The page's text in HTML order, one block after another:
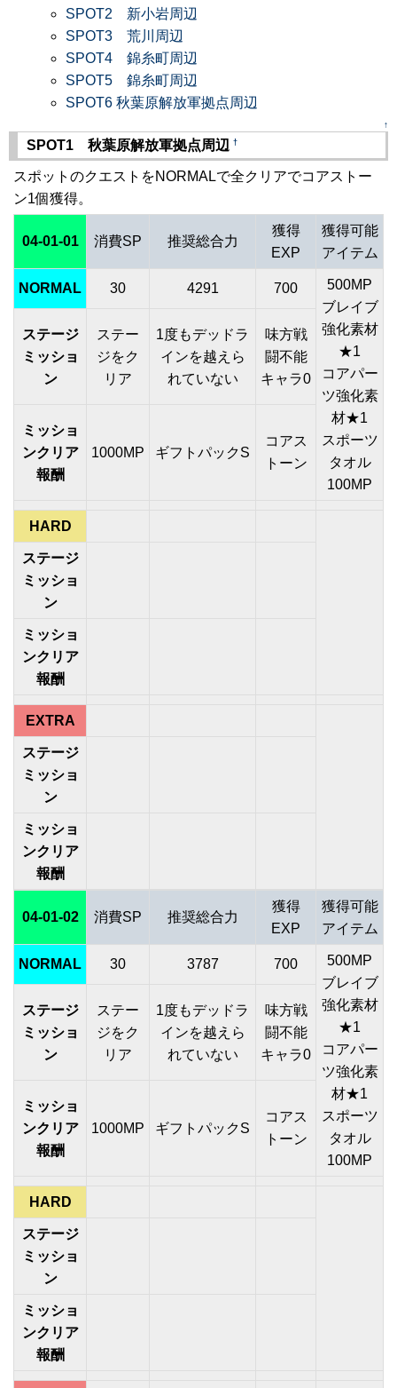
SPOT2 新小岩周辺
SPOT3 荒川周辺
SPOT4 錦糸町周辺
SPOT5 錦糸町周辺
SPOT6 秋葉原解放軍拠点周辺
↑
SPOT1 秋葉原解放軍拠点周辺 †
スポットのクエストをNORMALで全クリアでコアストー
ン1個獲得。
04-01-01 消費SP 推奨総合力
獲得
EXP
獲得可能
アイテム
NORMAL 30 4291 700
500MP
ブレイブ
強化素材
★1
コアパー
ツ強化素
材★1
スポーツ
タオル
100MP
ステージ
ミッショ
ン
ステー
ジをク
リア
1度もデッドラ
インを越えら
れていない
味方戦
闘不能
キャラ0
ミッショ
ンクリア
報酬
1000MP ギフトパックS
コアス
トーン
HARD
ステージ
ミッショ
ン
ミッショ
ンクリア
報酬
EXTRA
ステージ
ミッショ
ン
ミッショ
ンクリア
報酬
04-01-02 消費SP 推奨総合力
獲得
EXP
獲得可能
アイテム
NORMAL 30 3787 700
500MP
ブレイブ
強化素材
★1
コアパー
ツ強化素
材★1
スポーツ
タオル
100MP
ステージ
ミッショ
ン
ステー
ジをク
リア
1度もデッドラ
インを越えら
れていない
味方戦
闘不能
キャラ0
ミッショ
ンクリア
報酬
1000MP ギフトパックS
コアス
トーン
HARD
ステージ
ミッショ
ン
ミッショ
ンクリア
報酬